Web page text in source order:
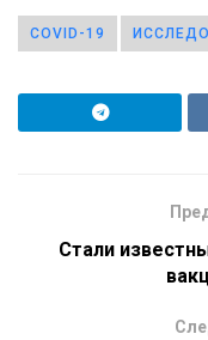
COVID-19
Стали